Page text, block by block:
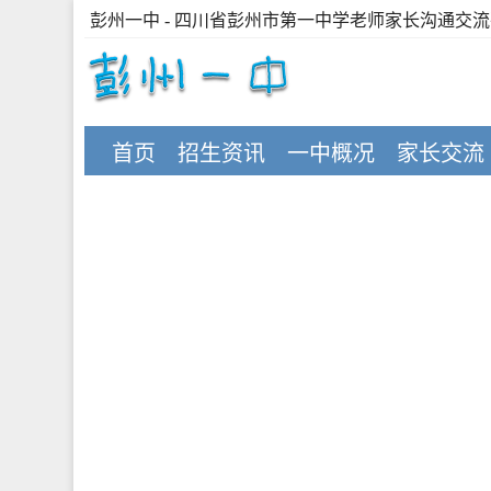
彭州一中 - 四川省彭州市第一中学老师家长沟通交
首页 招生资讯 一中概况 家长交流